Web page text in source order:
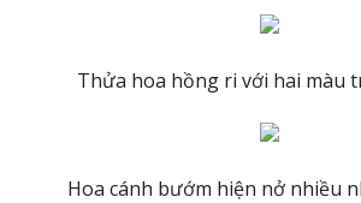
Thửa hoa hồng ri với hai màu
Hoa cánh bướm hiện nở nhiều